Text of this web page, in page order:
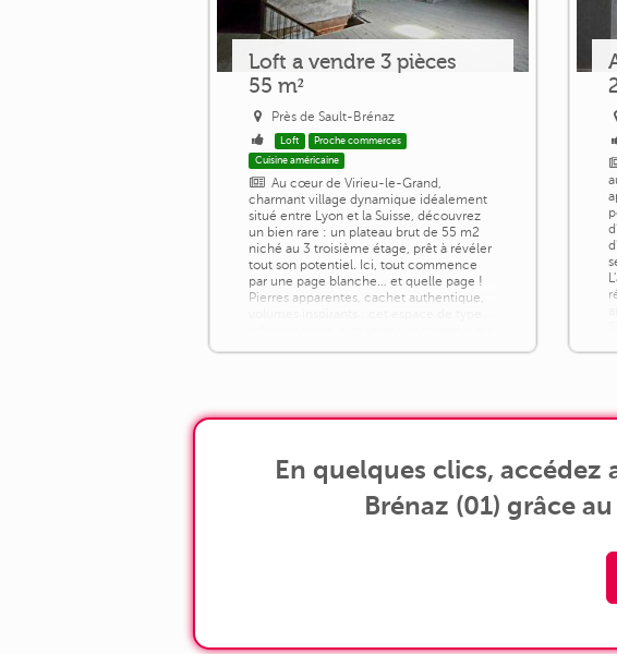
Loft a vendre 3 pièces
55 m²
Près de Sault-Brénaz
Loft
Proche commerces
Cuisine américaine
Au cœur de Virieu-le-Grand,
charmant village dynamique idéalement
situé entre Lyon et la Suisse, découvrez
un bien rare : un plateau brut de 55 m2
niché au 3 troisième étage, prêt à révéler
tout son potentiel. Ici, tout commence
par une page blanche… et quelle page !
Pierres apparentes, cachet authentique,
En quelques clics,
Brénaz (01) grâce